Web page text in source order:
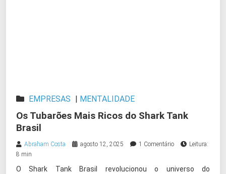
EMPRESAS | MENTALIDADE
Os Tubarões Mais Ricos do Shark Tank
Brasil
Abraham Costa agosto 12, 2025 1 Comentário
Leitura:
8 min
O Shark Tank Brasil revolucionou o universo do